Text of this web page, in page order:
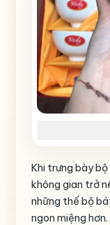
Khi trưng bày
không gian trở
những thế bộ
ngon miệng hơn.